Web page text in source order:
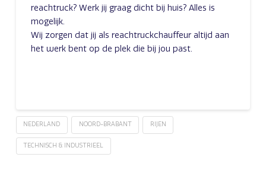
reachtruck? Werk jij graag dicht bij huis? Alles is
mogelijk.
Wij zorgen dat jij als reachtruckchauffeur altijd aan
het werk bent op de plek die bij jou past.
NEDERLAND NOORD-BRABANT RIJEN
TECHNISCH & INDUSTRIEEL